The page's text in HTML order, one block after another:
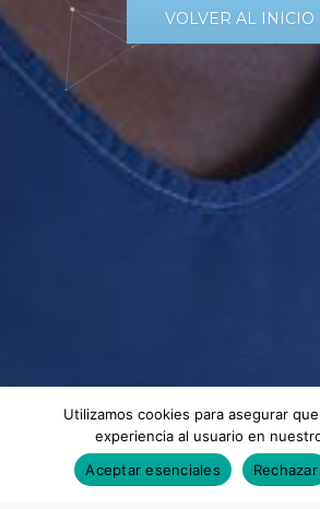
VOLVER AL INICIO
Utilizamos cookies para asegurar
experiencia al usuario en
Aceptar esenciales
Rechazar